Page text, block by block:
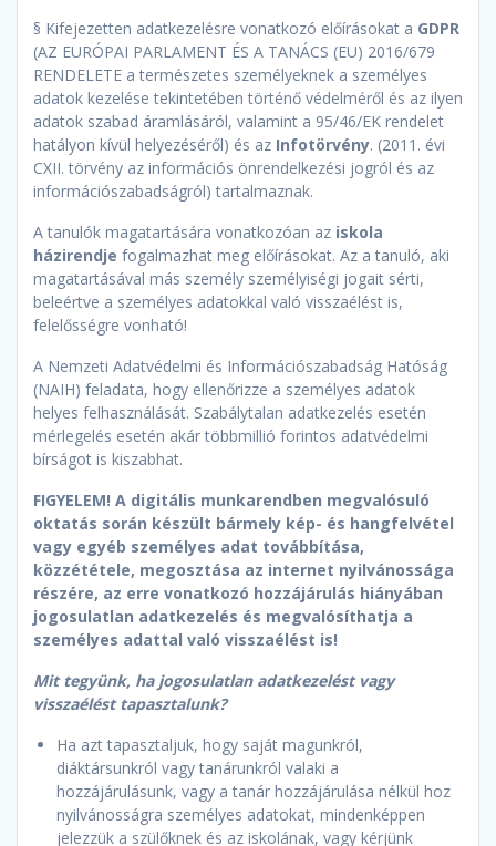
§ Kifejezetten adatkezelésre vonatkozó előírásokat a GDPR
(AZ EURÓPAI PARLAMENT ÉS A TANÁCS (EU) 2016/679
RENDELETE a természetes személyeknek a személyes
adatok kezelése tekintetében történő védelméről és az ilyen
adatok szabad áramlásáról, valamint a 95/46/EK rendelet
hatályon kívül helyezéséről) és az Infotörvény. (2011. évi
CXII. törvény az információs önrendelkezési jogról és az
információszabadságról) tartalmaznak.
A tanulók magatartására vonatkozóan az iskola
házirendje fogalmazhat meg előírásokat. Az a tanuló, aki
magatartásával más személy személyiségi jogait sérti,
beleértve a személyes adatokkal való visszaélést is,
felelősségre vonható!
A Nemzeti Adatvédelmi és Információszabadság Hatóság
(NAIH) feladata, hogy ellenőrizze a személyes adatok
helyes felhasználását. Szabálytalan adatkezelés esetén
mérlegelés esetén akár többmillió forintos adatvédelmi
bírságot is kiszabhat.
FIGYELEM! A digitális munkarendben megvalósuló
oktatás során készült bármely kép- és hangfelvétel
vagy egyéb személyes adat továbbítása,
közzététele, megosztása az internet nyilvánossága
részére, az erre vonatkozó hozzájárulás hiányában
jogosulatlan adatkezelés és megvalósíthatja a
személyes adattal való visszaélést is!
Mit tegyünk, ha jogosulatlan adatkezelést vagy
visszaélést tapasztalunk?
Ha azt tapasztaljuk, hogy saját magunkról,
diáktársunkról vagy tanárunkról valaki a
hozzájárulásunk, vagy a tanár hozzájárulása nélkül hoz
nyilvánosságra személyes adatokat, mindenképpen
jelezzük a szülőknek és az iskolának, vagy kérjünk